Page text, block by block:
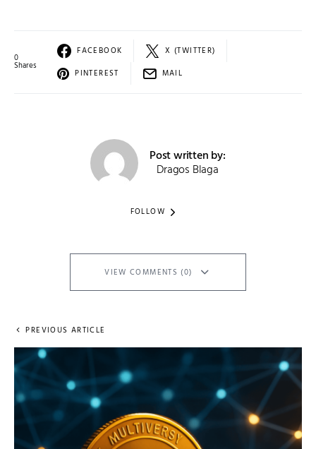
0
Shares
FACEBOOK
X (TWITTER)
PINTEREST
MAIL
Post written by:
Dragos Blaga
FOLLOW
VIEW COMMENTS (0)
PREVIOUS ARTICLE